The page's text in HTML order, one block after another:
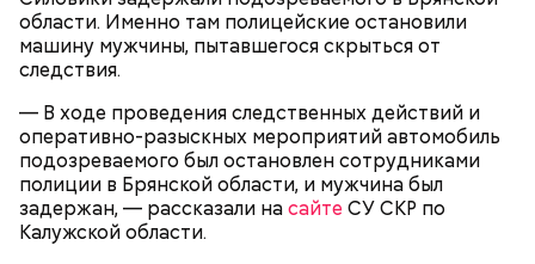
области. Именно там полицейские остановили
машину мужчины, пытавшегося скрыться от
следствия.
— В ходе проведения следственных действий и
оперативно-разыскных мероприятий автомобиль
подозреваемого был остановлен сотрудниками
полиции в Брянской области, и мужчина был
задержан, — рассказали насайте СУ СКР по
Калужской области.
стоимость снизилась до 60 миллионов рублей. Но в
итоге жилье было переоформлено на третье лицо
за пачку печенья.
отчиму не нравились девушки Миссюры, он считал
их «людьми не его уровня». Со своей последней
избранницей молодой человек планировал